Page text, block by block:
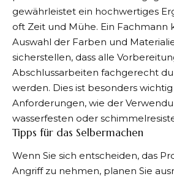
gewährleistet ein hochwertiges
oft Zeit und Mühe. Ein Fachmann
Auswahl der Farben und
sicherstellen, dass alle
Abschlussarbeiten fachgerecht
werden. Dies ist besonders
Anforderungen, wie der
wasserfesten oder
Tipps für das Selbermachen
Wenn Sie sich entscheiden, das
Angriff zu nehmen, planen Sie